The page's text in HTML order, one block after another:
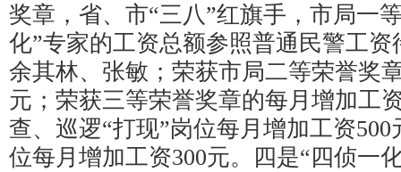
奖章，省、市“三八”红旗手，市局一
化”专家的工资总额参照普通民警工
余其林、张敏；荣获市局二等荣誉奖
元；荣获三等荣誉奖章的每月增加工
查、巡逻“打现”岗位每月增加工资
位每月增加工资300元。四是“四侦一